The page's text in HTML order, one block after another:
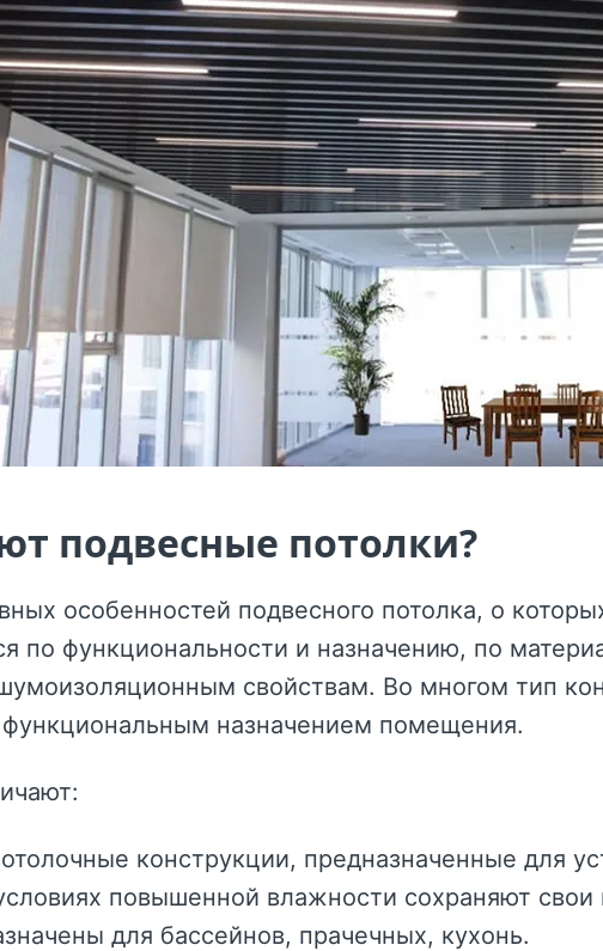
подвесные потолки?
особенностей подвесного потолка, о
по функциональности и назначению, по
свойствам. Во многом тип
назначением помещения.
конструкции, предназначенные для
повышенной влажности сохраняют свои
для бассейнов, прачечных, кухонь.